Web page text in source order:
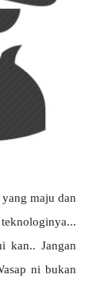
maju dan
kan.. Jangan
ni bukan